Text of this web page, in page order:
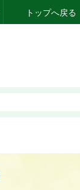
トップへ戻る